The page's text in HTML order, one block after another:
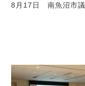
8月17日 南魚沼市議